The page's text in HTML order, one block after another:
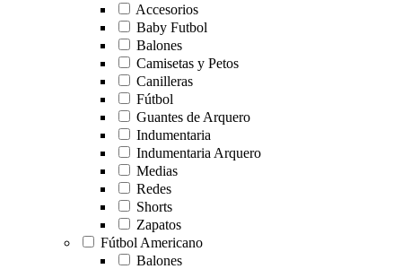
Accesorios
Baby Futbol
Balones
Camisetas y Petos
Canilleras
Fútbol
Guantes de Arquero
Indumentaria
Indumentaria Arquero
Medias
Redes
Shorts
Zapatos
Fútbol Americano
Balones